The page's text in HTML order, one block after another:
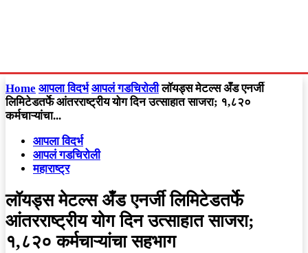
Home आपला विदर्भ आपलं गडचिरोली लॉयड्स मेटल्स अँड एनर्जी
लिमिटेडतर्फे आंतरराष्ट्रीय योग दिन उत्साहात साजरा; १,८२०
कर्मचाऱ्यांचा...
आपला विदर्भ
आपलं गडचिरोली
महाराष्ट्र
लॉयड्स मेटल्स अँड एनर्जी लिमिटेडतर्फे
आंतरराष्ट्रीय योग दिन उत्साहात साजरा;
१,८२० कर्मचाऱ्यांचा सहभाग